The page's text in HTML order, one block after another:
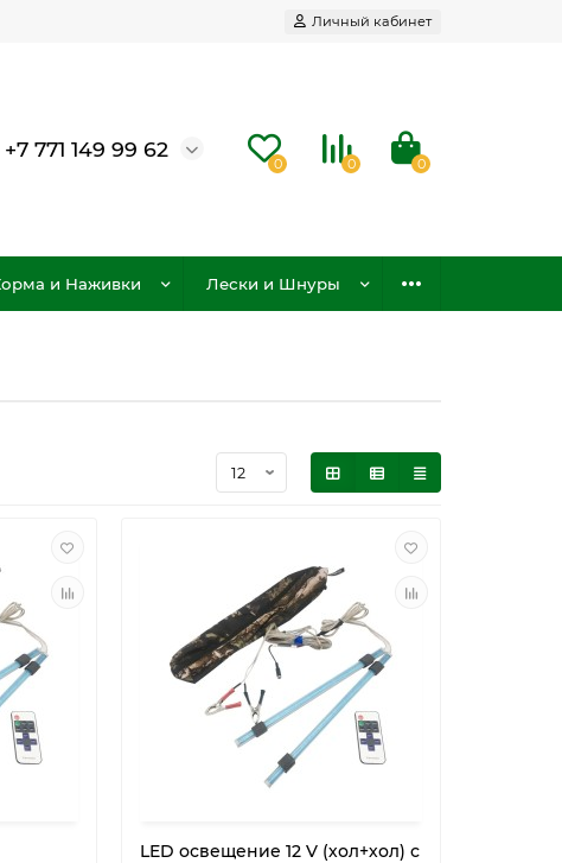
Личный кабинет
+7 771 149 99 62
0 0 0
и Наживки Лески и Шнуры
LED освещение 12 V (хол+хол) с